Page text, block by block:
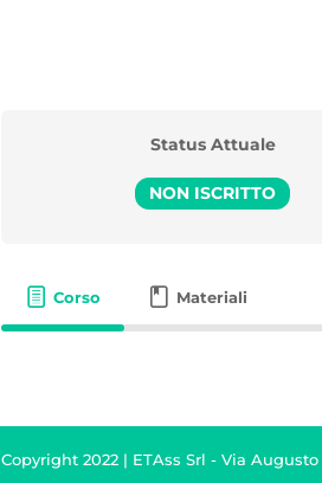
Status Attuale
NON ISCRITTO
Corso Materiali
Copyright 2022 | ETAss Srl - Via Augusto